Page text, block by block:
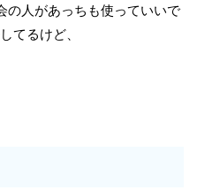
の人があっちも使っていいで
てるけど、